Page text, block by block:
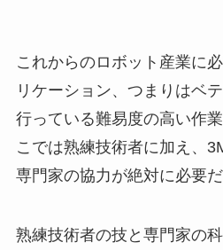
これからのロボット産業に
リケーション、つまりはベ
行っている難易度の高い作
こでは熟練技術者に加え、
専門家の協力が絶対に必要だ
熟練技術者の技と専門家の